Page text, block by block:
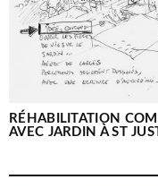
RÉHABILITATION
AVEC JARDIN À ST